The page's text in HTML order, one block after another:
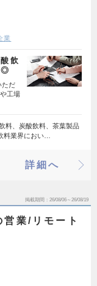
業
飲
◎
ただ
工場
料、炭酸飲料、茶葉製品
料業界におい…
詳細へ
掲載期間 26/08/06～26/08/19
営業/リモート